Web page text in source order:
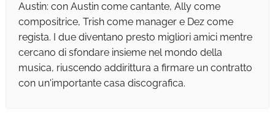
Austin: con Austin come cantante, Ally come
compositrice, Trish come manager e Dez come
regista. I due diventano presto migliori amici mentre
cercano di sfondare insieme nel mondo della
musica, riuscendo addirittura a firmare un contratto
con un'importante casa discografica.